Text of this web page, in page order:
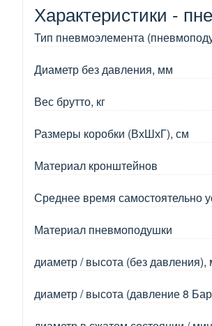
Характеристики -
Тип пневмоэлемента
Диаметр без давления, мм
Вес брутто, кг
Размеры коробки (ВхШхГ), см
Материал кронштейнов
Среднее время самостоятельно
Материал пневмоподушки
диаметр / высота (без давления),
диаметр / высота (давление 8